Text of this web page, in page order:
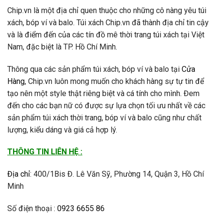
Chip.vn là một địa chỉ quen thuộc cho những cô nàng yêu túi
xách, bóp ví và balo. Túi xách Chip.vn đã thành địa chỉ tin cậy
và là điểm đến của các tín đồ mê thời trang túi xách tại Việt
Nam, đặc biệt là TP. Hồ Chí Minh.
Thông qua các sản phẩm túi xách, bóp ví và balo tại Cửa
Hàng, Chip.vn luôn mong muốn cho khách hàng sự tự tin để
tạo nên một style thật riêng biệt và cá tính cho mình. Đem
đến cho các bạn nữ có được sự lựa chọn tối ưu nhất về các
sản phẩm túi xách thời trang, bóp ví và balo cũng như chất
lượng, kiểu dáng và giá cả hợp lý.
THÔNG TIN LIÊN HỆ :
Địa chỉ: 400/1Bis Đ. Lê Văn Sỹ, Phường 14, Quận 3, Hồ Chí
Minh
Số điện thoại : 0923 6655 86